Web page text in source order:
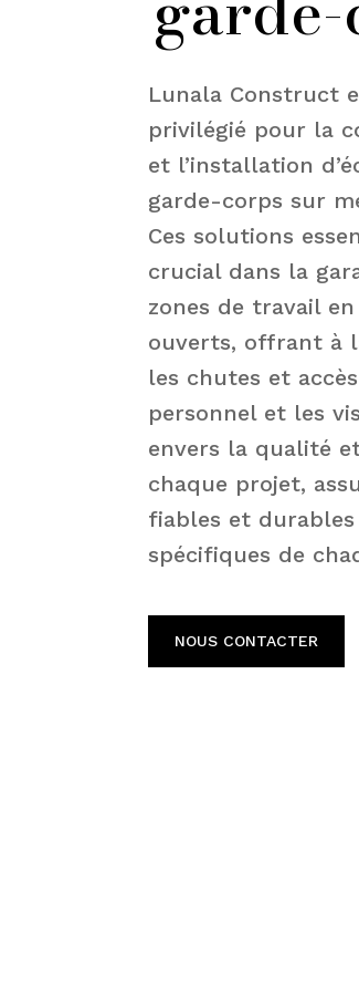
Lunala Construct
privilégié pour la
et l’installation
garde-corps sur
Ces solutions
crucial dans la
zones de travail
ouverts, offrant à
les chutes et
personnel et les
envers la qualité
chaque projet,
fiables et durables
spécifiques de
NOUS CONTACTER